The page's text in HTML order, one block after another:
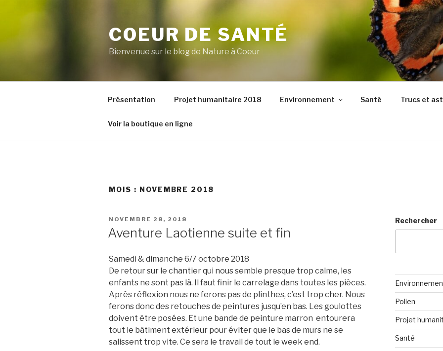
principal
COEUR DE SANTÉ
Bienvenue sur le blog de Nature à Coeur
Présentation Projet humanitaire 2018 Environnement Santé Trucs et
Voir la boutique en ligne
MOIS : NOVEMBRE 2018
PUBLIÉ
NOVEMBRE 28, 2018
Aventure Laotienne suite et fin
Samedi & dimanche 6/7 octobre 2018
De retour sur le chantier qui nous semble presque trop calme, les
enfants ne sont pas là. Il faut finir le carrelage dans toutes les pièces.
Après réflexion nous ne ferons pas de plinthes, c’est trop cher. Nous
ferons donc des retouches de peintures jusqu’en bas. Les goulottes
doivent être posées. Et une bande de peinture marron entourera
tout le bâtiment extérieur pour éviter que le bas de murs ne se
salissent trop vite. Ce sera le travail de tout le week end.
Rechercher
Pollen
Projet
Santé